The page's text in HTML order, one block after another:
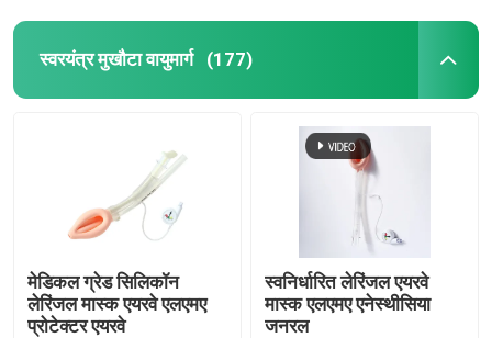
स्वरयंत्र मुखौटा वायुमार्ग (177)
मेडिकल ग्रेड सिलिकॉन
लेरिंजल मास्क एयरवे एलएमए
प्रोटेक्टर एयरवे
स्वनिर्धारित लेरिंजल एयरवे
मास्क एलएमए एनेस्थीसिया
जनरल